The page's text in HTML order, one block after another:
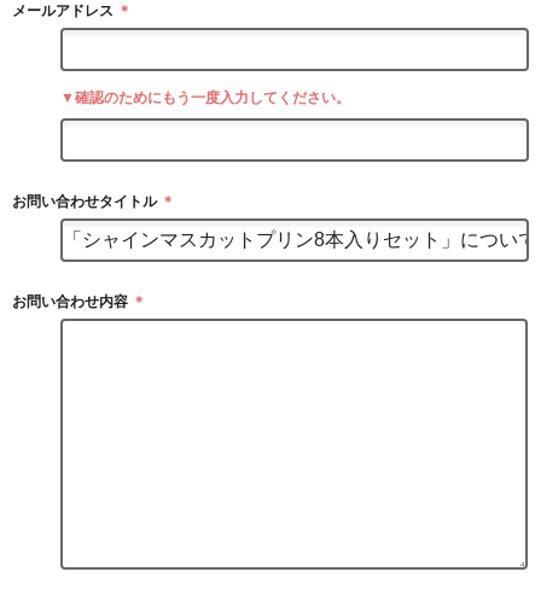
メールアドレス ＊
▼確認のためにもう一度入力してください。
お問い合わせタイトル ＊
お問い合わせ内容 ＊